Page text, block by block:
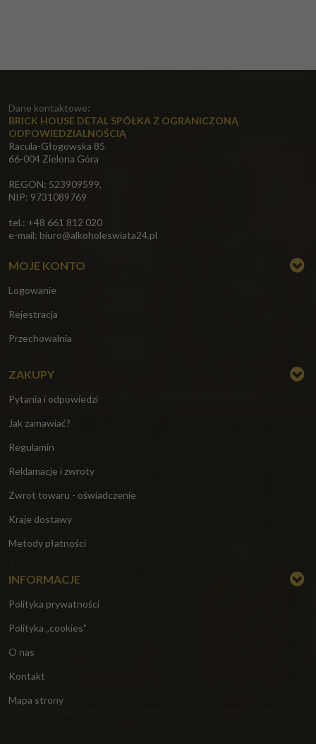
Dane kontaktowe:
BRICK HOUSE DETAL SPÓŁKA Z OGRANICZONĄ
ODPOWIEDZIALNOŚCIĄ
Racula-Głogowska 85
66-004 Zielona Góra
REGON: 523909599,
NIP: 9731089769
tel.: +48 661 812 020
e-mail: biuro@alkoholeswiata24.pl
MOJE KONTO
Logowanie
Rejestracja
Przechowalnia
ZAKUPY
Pytania i odpowiedzi
Jak zamawiać?
Regulamin
Reklamacje i zwroty
Zwrot towaru - oświadczenie
Kraje dostawy
Metody płatności
INFORMACJE
Polityka prywatności
Polityka „cookies”
O nas
Kontakt
Mapa strony